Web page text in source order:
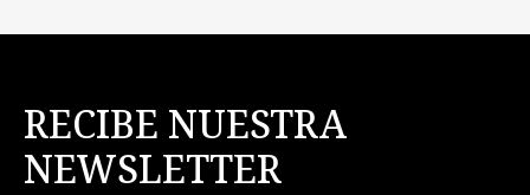
RECIBE NUESTRA
NEWSLETTER